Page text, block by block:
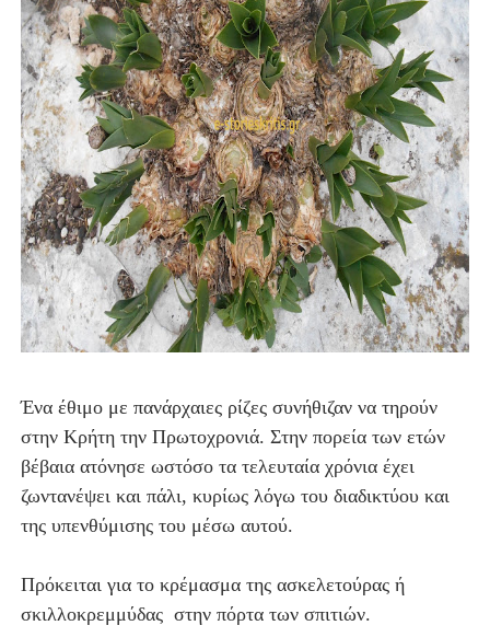
Ένα έθιμο με πανάρχαιες ρίζες συνήθιζαν να τηρούν
στην Κρήτη την Πρωτοχρονιά. Στην πορεία των ετών
βέβαια ατόνησε ωστόσο τα τελευταία χρόνια έχει
ζωντανέψει και πάλι, κυρίως λόγω του διαδικτύου και
της υπενθύμισης του μέσω αυτού.
Πρόκειται για το κρέμασμα της ασκελετούρας ή
σκιλλοκρεμμύδας στην πόρτα των σπιτιών.